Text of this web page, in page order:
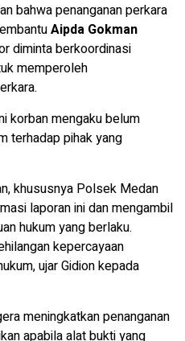
bahwa penanganan perkara
Aipda Gokman
diminta berkoordinasi
memperoleh
korban mengaku belum
terhadap pihak yang
khususnya Polsek Medan
laporan ini dan mengambil
hukum yang berlaku.
kepercayaan
ujar Gidion kepada
meningkatkan penanganan
apabila alat bukti yang